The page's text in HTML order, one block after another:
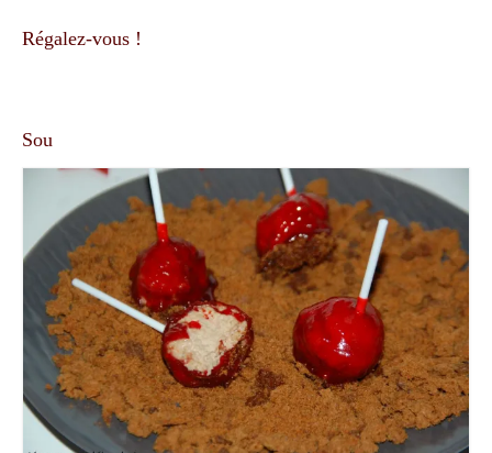
Régalez-vous !
Sou